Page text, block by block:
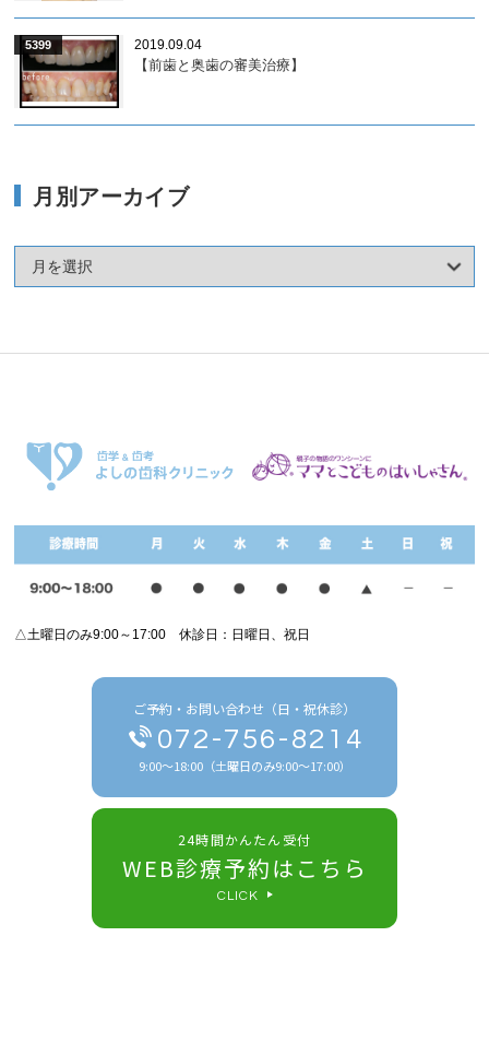
月別アーカイブ
5399 2019.09.04
【前歯と奥歯の審美治療】
△土曜日のみ9:00～17:00 休診日：日曜日、祝日
ご予約・お問い合わせ（日・祝休診）
072-756-8214
9:00～18:00（土曜日のみ9:00～17:00）
24時間かんたん受付
WEB診療予約はこちら
CLICK